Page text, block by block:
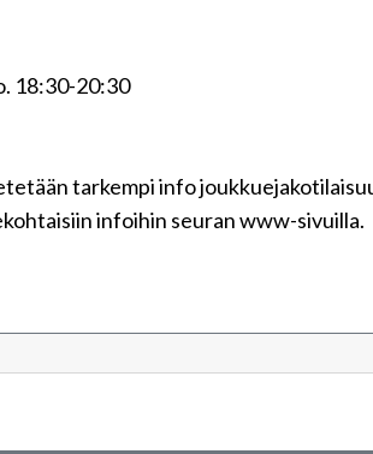
18:30-20:30
tarkempi info
infoihin seuran www-sivuilla.